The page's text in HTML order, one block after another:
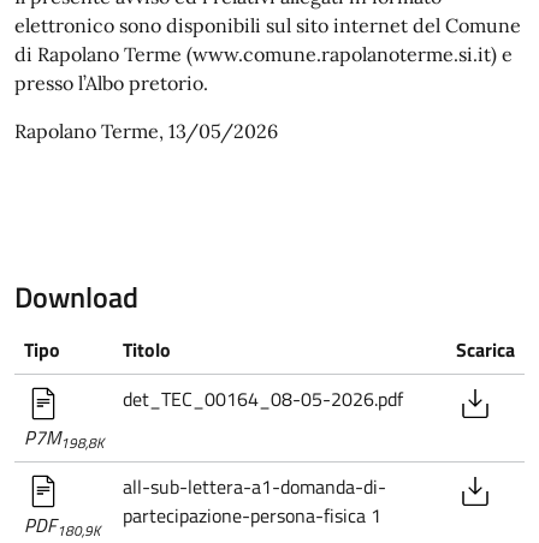
elettronico sono disponibili sul sito internet del Comune
di Rapolano Terme (www.comune.rapolanoterme.si.it) e
presso l’Albo pretorio.
Rapolano Terme, 13/05/2026
Download
Tipo Titolo Scarica
P7M198,8K
det_TEC_00164_08-05-2026.pdf
PDF180,9K
all-sub-lettera-a1-domanda-di-
partecipazione-persona-fisica 1